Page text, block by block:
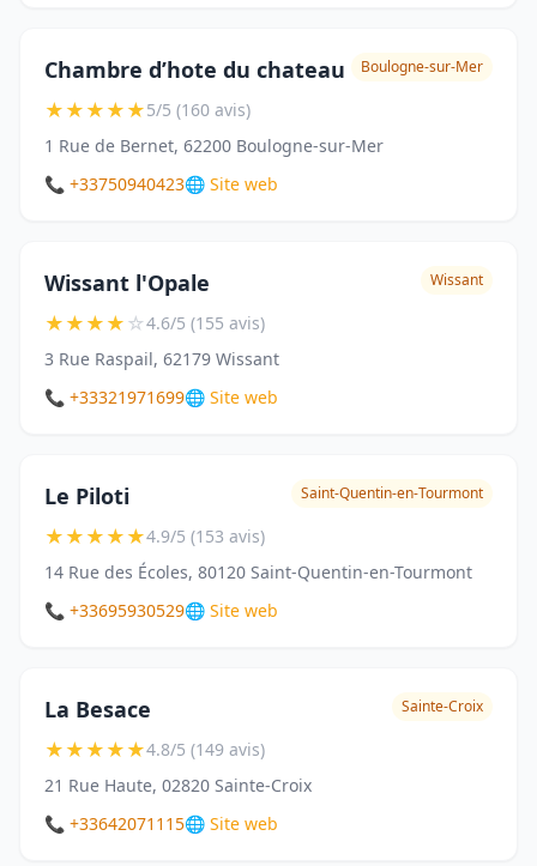
Chambre d’hote du chateau Boulogne-sur-Mer
★★★★★5/5 (160 avis)
1 Rue de Bernet, 62200 Boulogne-sur-Mer
📞 +33750940423🌐 Site web
Wissant l'Opale Wissant
★★★★☆4.6/5 (155 avis)
3 Rue Raspail, 62179 Wissant
📞 +33321971699🌐 Site web
Le Piloti Saint-Quentin-en-Tourmont
★★★★★4.9/5 (153 avis)
14 Rue des Écoles, 80120 Saint-Quentin-en-Tourmont
📞 +33695930529🌐 Site web
La Besace Sainte-Croix
★★★★★4.8/5 (149 avis)
21 Rue Haute, 02820 Sainte-Croix
📞 +33642071115🌐 Site web